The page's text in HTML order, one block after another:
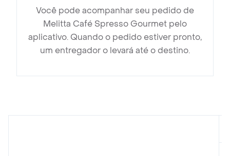
Você pode acompanhar seu pedido de
Melitta Café Spresso Gourmet pelo
aplicativo. Quando o pedido estiver pronto,
um entregador o levará até o destino.